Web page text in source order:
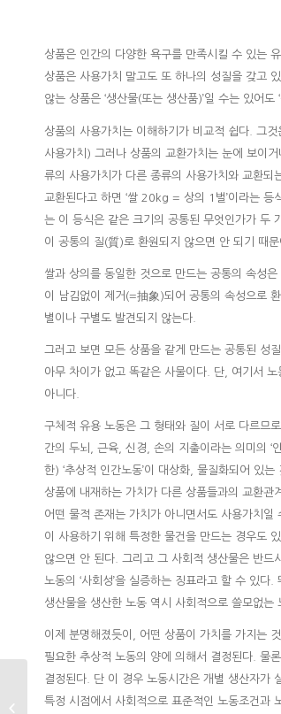
상품은 인간의 다양한 욕구를 만족시킬 수 있는
상품은 사용가치 말고도 또 하나의 성질을 갖고
않는 상품은 ‘생산물(또는 생산품)’일 수는 있어
상품의 사용가치는 이해하기가 비교적 쉽다. 그
사용가치) 그러나 상품의 교환가치는 눈에 보이
류의 사용가치가 다른 종류의 사용가치와 교환
교환된다고 하면 ‘쌀 20kg = 상의 1벌’이라는
는 이 등식은 같은 크기의 공통된 무엇인가가 두
이 공통의 질(質)로 환원되지 않으면 안 되기 때
쌀과 상의를 동일한 것으로 만드는 공통의 속성
이 남김없이 제거(=抽象)되어 공통의 속성으로
별이나 구별도 발견되지 않는다.
그러고 보면 모든 상품을 같게 만드는 공통된 성
아무 차이가 없고 똑같은 사물이다. 단, 여기서
아니다.
구체적 유용 노동은 그 형태와 질이 서로 다르므
간의 두뇌, 근육, 신경, 손의 지출이라는 의미의 ‘
한) ‘추상적 인간노동’이 대상화, 물질화되어 있
상품에 내재하는 가치가 다른 상품들과의 교환관
어떤 물적 존재는 가치가 아니면서도 사용가치
이 사용하기 위해 특정한 물건을 만드는 경우도
않으면 안 된다. 그리고 그 사회적 생산물은 반
노동의 ‘사회성’을 실증하는 징표라고 할 수 있
생산물을 생산한 노동 역시 사회적으로 쓸모없는
이제 분명해졌듯이, 어떤 상품이 가치를 가지는
필요한 추상적 노동의 양에 의해서 결정된다. 물
결정된다. 단 이 경우 노동시간은 개별 생산자가
특정 시점에서 사회적으로 표준적인 노동조건과
세계경제를 거시적이고 장
기적인 관점에서 성찰하기